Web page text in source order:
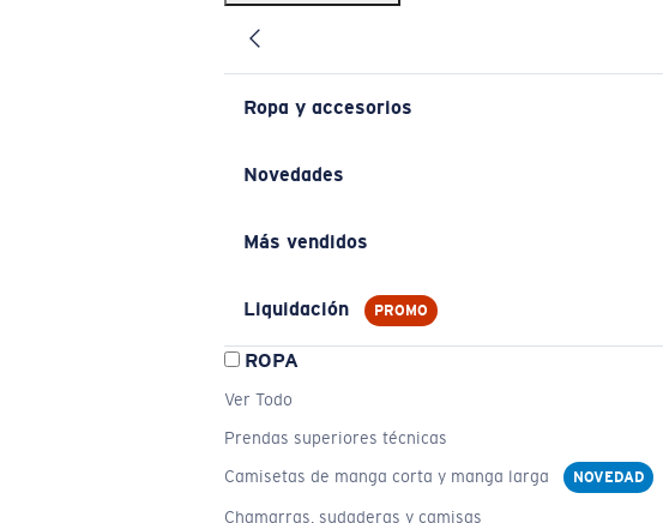
Ropa y accesorios
Novedades
Más vendidos
Liquidación PROMO
ROPA
Ver Todo
Prendas superiores técnicas
Camisetas de manga corta y manga larga
NOVEDAD
Chamarras, sudaderas y camisas